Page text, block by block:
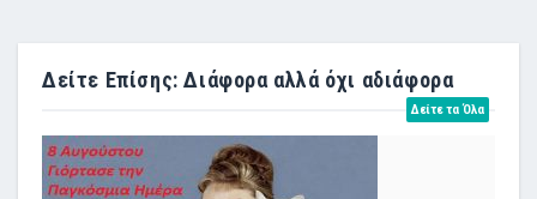
Δείτε Επίσης: Διάφορα αλλά όχι αδιάφορα
Δείτε τα Όλα